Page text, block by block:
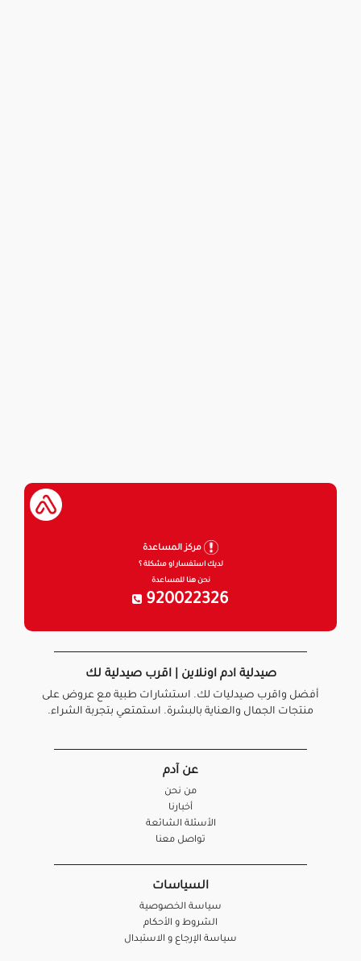
مركز المساعدة
لديك استفسار او مشكلة ؟
نحن هنا للمساعدة
920022326
صيدلية ادم اونلاين | اقرب صيدلية لك
أفضل واقرب صيدليات لك. استشارات طبية مع عروض على
منتجات الجمال والعناية بالبشرة. استمتعي بتجربة الشراء.
عن آدم
من نحن
أخبارنا
الأسئلة الشائعة
تواصل معنا
السياسات
سياسة الخصوصية
الشروط و الأحكام
سياسة الإرجاع و الاستبدال